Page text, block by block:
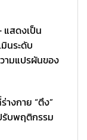
สดงเป็น
นระดับ
ามแปรผันของ
างกาย “ตึง”
บพฤติกรรม